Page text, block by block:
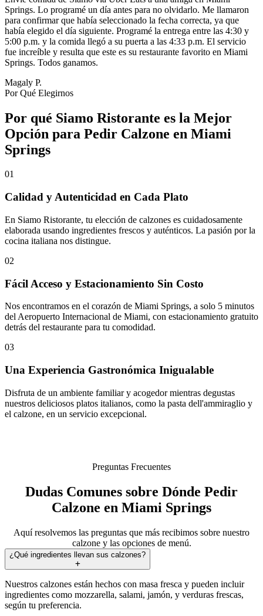
Springs. Lo programé un día antes para no olvidarlo. Me llamaron
para confirmar que había seleccionado la fecha correcta, ya que
había elegido el día siguiente. Programé la entrega entre las 4:30 y
5:00 p.m. y la comida llegó a su puerta a las 4:33 p.m. El servicio
fue increíble y resulta que este es su restaurante favorito en Miami
Springs. Todos ganamos.
Magaly P.
Por Qué Elegirnos
Por qué Siamo Ristorante es la Mejor
Opción para Pedir Calzone en Miami
Springs
01
Calidad y Autenticidad en Cada Plato
En Siamo Ristorante, tu elección de calzones es cuidadosamente
elaborada usando ingredientes frescos y auténticos. La pasión por la
cocina italiana nos distingue.
02
Fácil Acceso y Estacionamiento Sin Costo
Nos encontramos en el corazón de Miami Springs, a solo 5 minutos
del Aeropuerto Internacional de Miami, con estacionamiento gratuito
detrás del restaurante para tu comodidad.
03
Una Experiencia Gastronómica Inigualable
Disfruta de un ambiente familiar y acogedor mientras degustas
nuestros deliciosos platos italianos, como la pasta dell'ammiraglio y
el calzone, en un servicio excepcional.
Preguntas Frecuentes
Dudas Comunes sobre Dónde Pedir
Calzone en Miami Springs
Aquí resolvemos las preguntas que más recibimos sobre nuestro
calzone y las opciones de menú.
¿Qué ingredientes llevan sus calzones?
Nuestros calzones están hechos con masa fresca y pueden incluir
ingredientes como mozzarella, salami, jamón, y verduras frescas,
según tu preferencia.